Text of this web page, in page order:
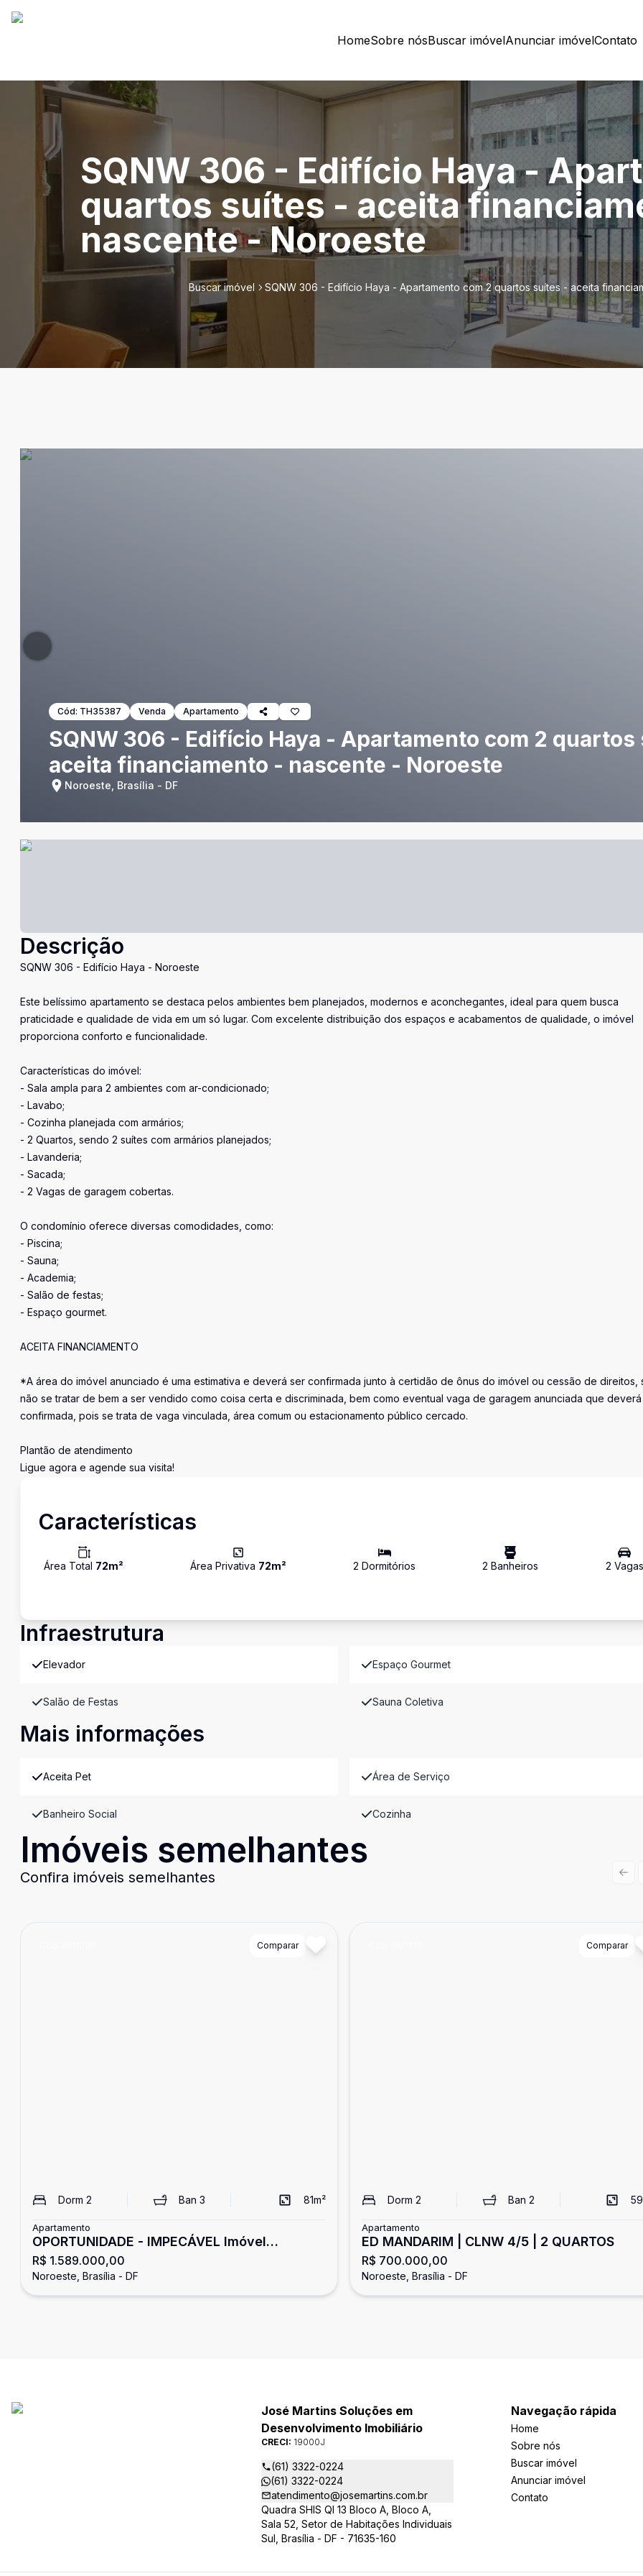
HomeSobre nósBuscar imóvelAnunciar imóvelContato
SQNW 306 - Edifício Haya -
quartos suítes - aceita
nascente - Noroeste
Buscar imóvel SQNW 306 - Edifício Haya - Apartamento com 2 quartos suítes - aceita
Cód: TH35387 Venda Apartamento
SQNW 306 - Edifício Haya - Apartamento com 2 quartos
aceita financiamento - nascente - Noroeste
Noroeste, Brasília - DF
Descrição
SQNW 306 - Edifício Haya - Noroeste
Este belíssimo apartamento se destaca pelos ambientes bem planejados, modernos e aconchegantes, ideal para quem busca
praticidade e qualidade de vida em um só lugar. Com excelente distribuição dos espaços e acabamentos de qualidade, o imóvel
proporciona conforto e funcionalidade.
Características do imóvel:
- Sala ampla para 2 ambientes com ar-condicionado;
- Lavabo;
- Cozinha planejada com armários;
- 2 Quartos, sendo 2 suítes com armários planejados;
- Lavanderia;
- Sacada;
- 2 Vagas de garagem cobertas.
O condomínio oferece diversas comodidades, como:
- Piscina;
- Sauna;
- Academia;
- Salão de festas;
- Espaço gourmet.
ACEITA FINANCIAMENTO
*A área do imóvel anunciado é uma estimativa e deverá ser confirmada junto à certidão de ônus do imóvel ou cessão de direitos,
não se tratar de bem a ser vendido como coisa certa e discriminada, bem como eventual vaga de garagem anunciada que
confirmada, pois se trata de vaga vinculada, área comum ou estacionamento público cercado.
Plantão de atendimento
Ligue agora e agende sua visita!
Características
Área Total 72m² Área Privativa 72m² 2 Dormitórios 2 Banheiros 2 Vagas
Infraestrutura
Elevador Espaço Gourmet
Salão de Festas Sauna Coletiva
Mais informações
Aceita Pet Área de Serviço
Banheiro Social Cozinha
Imóveis semelhantes
Confira imóveis semelhantes
Comparar
Dorm 2 Ban3 81m²
Apartamento
OPORTUNIDADE - IMPECÁVEL Imóvel
Nascente na Melhor Localização do
Noroeste.
R$ 1.589.000,00
Noroeste, Brasília - DF
Comparar
Dorm 2 Ban 2 59
Apartamento
ED MANDARIM | CLNW 4/5 | 2 QUARTOS
R$ 700.000,00
Noroeste, Brasília - DF
José Martins Soluções em
Desenvolvimento Imobiliário
CRECI: 19000J
(61) 3322-0224
(61) 3322-0224
atendimento@josemartins.com.br
Quadra SHIS QI 13 Bloco A, Bloco A,
Sala 52, Setor de Habitações Individuais
Sul, Brasília - DF - 71635-160
Navegação rápida
Home
Sobre nós
Buscar imóvel
Anunciar imóvel
Contato